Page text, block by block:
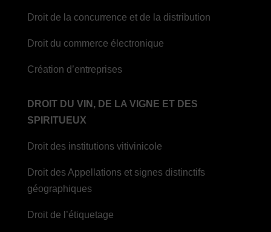
Droit de la concurrence et de la distribution
Droit du commerce électronique
Création d’entreprises
DROIT DU VIN, DE LA VIGNE ET DES
SPIRITUEUX
Droit des institutions vitivinicole
Droit des Appellations et signes distinctifs
géographiques
Droit de l’étiquetage